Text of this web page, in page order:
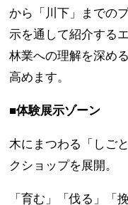
から「川下」までの
示を通して紹介する
林業への理解を深め
高めます。
■体験展示ゾーン
木にまつわる「しご
クショップを展開。
「育む」「伐る」「